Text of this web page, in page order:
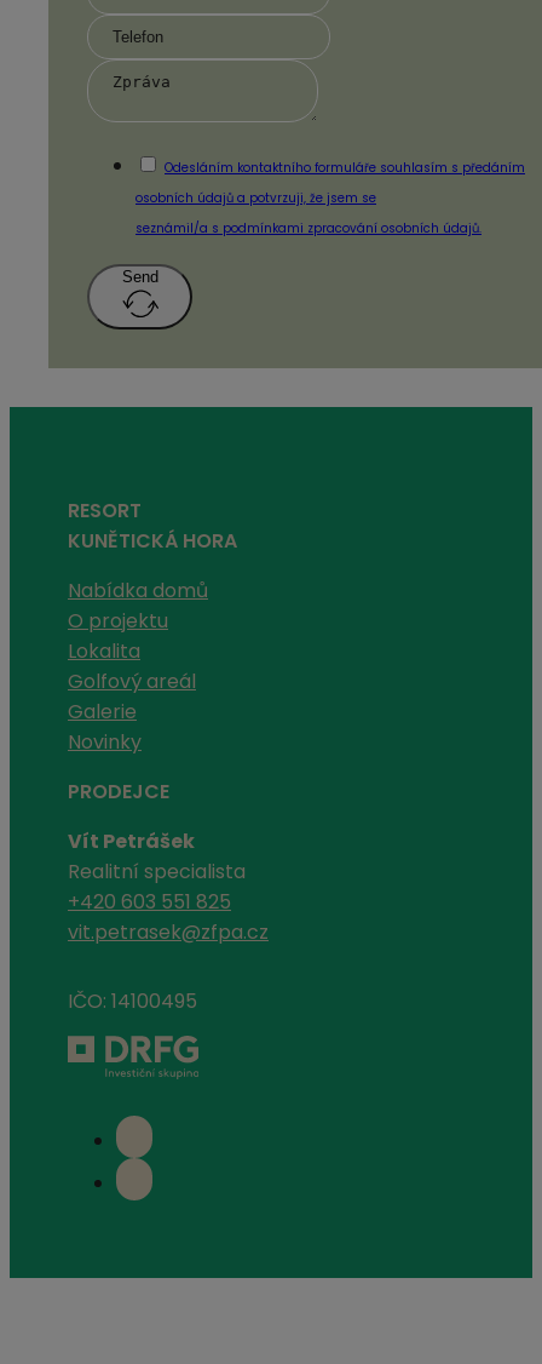
Odesláním kontaktního formuláře souhlasím s předáním
osobních údajů a potvrzuji, že jsem se
seznámil/a s podmínkami zpracování osobních údajů.
Send
RESORT
KUNĚTICKÁ HORA
Nabídka domů
O projektu
Lokalita
Golfový areál
Galerie
Novinky
PRODEJCE
Vít Petrášek
Realitní specialista
+420 603 551 825
vit.petrasek@zfpa.cz
IČO: 14100495